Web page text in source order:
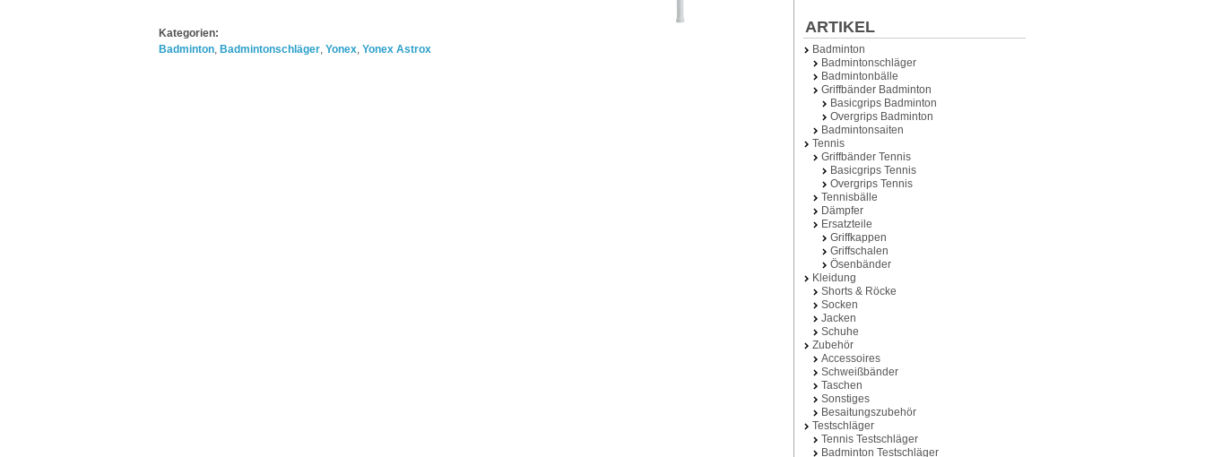
Kategorien:
Badminton Badmintonschläger Yonex Yonex Astrox
ARTIKEL
Badminton
Badmintonschläger
Badmintonbälle
Griffbänder Badminton
Basicgrips Badminton
Overgrips Badminton
Badmintonsaiten
Tennis
Griffbänder Tennis
Basicgrips Tennis
Overgrips Tennis
Tennisbälle
Dämpfer
Ersatzteile
Griffkappen
Griffschalen
Ösenbänder
Kleidung
Shorts & Röcke
Socken
Jacken
Schuhe
Zubehör
Accessoires
Schweißbänder
Taschen
Sonstiges
Besaitungszubehör
Testschläger
Tennis Testschläger
Badminton Testschläger